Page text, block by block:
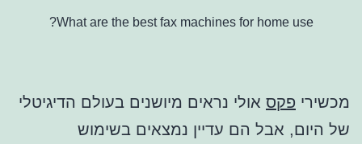
What are the best fax machines for home use?
מכשירי פקס אולי נראים מיושנים בעולם הדיגיטלי
של היום, אבל הם עדיין נמצאים בשימוש